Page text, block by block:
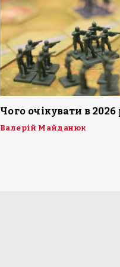
Чого очікувати в 2026
Валерій Майданюк